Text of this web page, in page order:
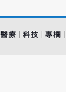
醫療 科技 專欄